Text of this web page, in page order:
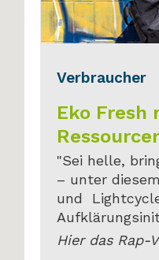
Verbraucher
Eko
"Sei helle,
– unter
und
Hier das Rap-